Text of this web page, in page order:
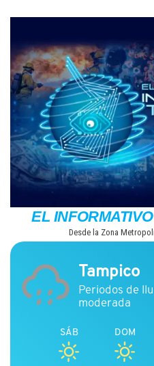
contenido
EL
Desde la Zona
Tampico
Periodos de
moderada
SÁB DOM